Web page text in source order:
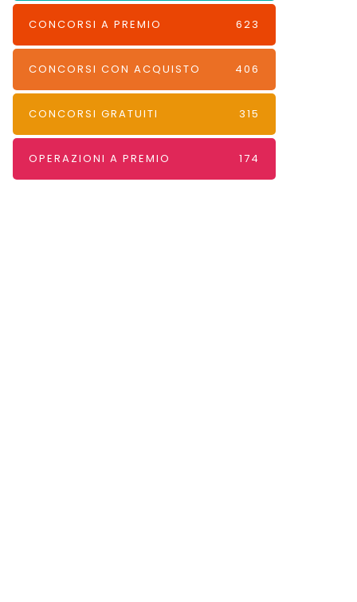
CONCORSI A PREMIO 623
CONCORSI CON ACQUISTO 406
CONCORSI GRATUITI 315
OPERAZIONI A PREMIO 174